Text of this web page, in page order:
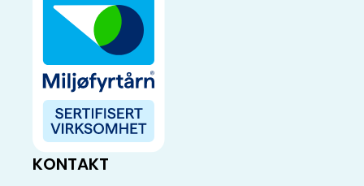
KONTAKT